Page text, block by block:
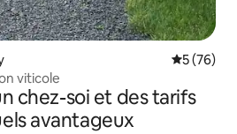
5 (76)
viticole
chez-soi et des tarifs
avantageux